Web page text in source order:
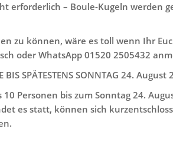
erforderlich – Boule-Kugeln werden
zu können, wäre es toll wenn Ihr
oder WhatsApp 01520 2505432
BIS SPÄTESTENS SONNTAG 24. August
10 Personen bis zum Sonntag 24.
es statt, können sich